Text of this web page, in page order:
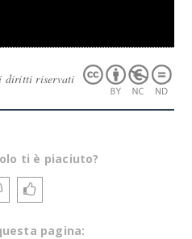
diritti riservati
ti è piaciuto?
pagina: